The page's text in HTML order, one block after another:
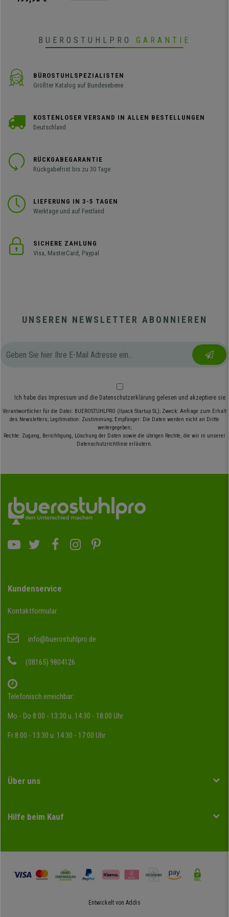
BUEROSTUHLPRO GARANTIE
BÜROSTUHLSPEZIALISTEN
Größter Katalog auf Bundesebene
KOSTENLOSER VERSAND IN ALLEN BESTELLUNGEN
Deutschland
RÜCKGABEGARANTIE
Rückgabefrist bis zu 30 Tage
LIEFERUNG IN 3-5 TAGEN
Werktage und auf Festland
SICHERE ZAHLUNG
Visa, MasterCard, Paypal
UNSEREN NEWSLETTER ABONNIEREN
Ich habe das Impressum und die Datenschutzerklärung gelesen und akzeptiere sie
Verantwortlicher für die Datei: BUEROSTUHLPRO (Ilpack Startup SL); Zweck: Anfrage zum Erhalt
des Newsletters; Legitimation: Zustimmung; Empfänger: Die Daten werden nicht an Dritte
weitergegeben;
Rechte: Zugang, Berichtigung, Löschung der Daten sowie die übrigen Rechte, die wir in unserer
Datenschutzrichtlinie erläutern.
Kundenservice
Kontaktformular
info@buerostuhlpro.de
(08165) 9804126
Telefonisch erreichbar:
Mo - Do 8:00 - 13:30 u. 14:30 - 18:00 Uhr
Fr 8:00 - 13:30 u. 14:30 - 17:00 Uhr
Über uns
Hilfe beim Kauf
Entwickelt von Addis